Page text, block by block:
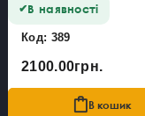
В наявності
Код: 389
2100.00грн.
В кошик